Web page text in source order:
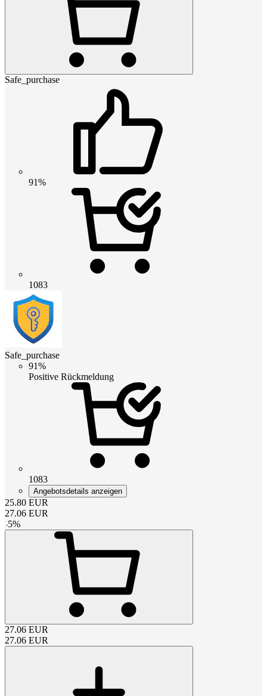
Safe_purchase
91%
1083
Safe_purchase
91%
Positive Rückmeldung
1083
Angebotsdetails anzeigen
25.80 EUR
27.06 EUR
-5%
27.06 EUR
27.06 EUR